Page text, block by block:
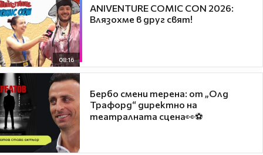
08:16
ANIVENTURE COMIC CON 2026:
Влязохме в друг свят!
Бербо смени терена: от „Олд
Трафорд“ директно на
театралната сцена👀⚽